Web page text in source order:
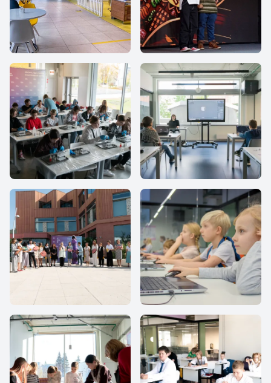
iHub school IThub school
IThub school IThub school
IThub school IThub school